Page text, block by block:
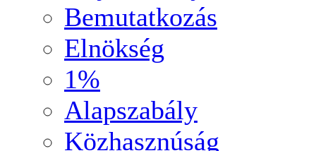
Bemutatkozás
Elnökség
1%
Alapszabály
Közhasznúság